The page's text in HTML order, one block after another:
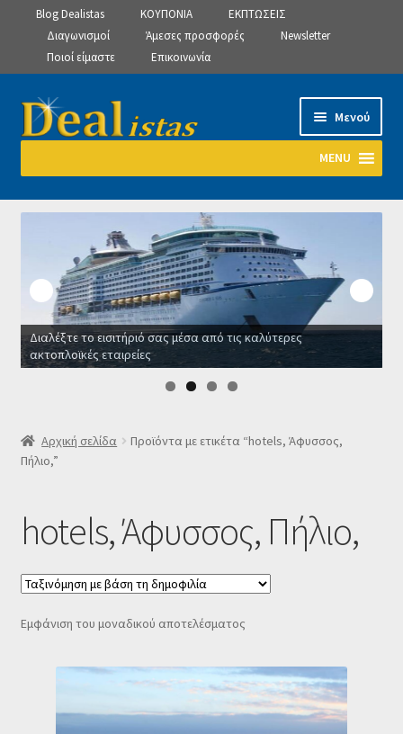
Blog Dealistas ΚΟΥΠΟΝΙΑ
ΕΚΠΤΩΣΕΙΣ
Διαγωνισμοί
Άμεσες προσφορές
Newsletter
Ποιοί είμαστε
Επικοινωνία
Απευθείας
μετάβαση
πλοήγηση
Μετάβαση
σε
Μενού
MENU
Αρχική
Manage Subscriptions
Manage Subscriptions
Manage Subscriptions
SLIDER
Δελτίο νέων
Επιβεβαίωση εγγραφής στο Newsletter του Dealistas.gr
Επικοινωνία
Καλάθι
Κατάστημα
Διαλέξτε το εισιτήριό σας μέσα από τις καλύτερες
ακτοπλοϊκές εταιρείες
Αρχική σελίδα
Προϊόντα με ετικέτα “hotels, Άφυσσος,
Πήλιο,”
hotels, Άφυσσος, Πήλιο,
Εμφάνιση του μοναδικού αποτελέσματος